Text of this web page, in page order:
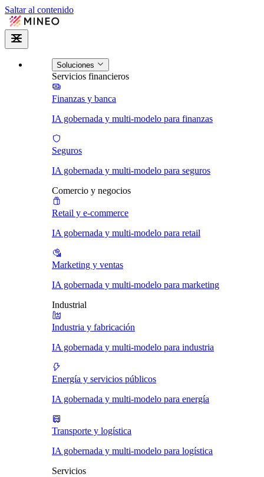
Saltar al contenido
Soluciones
Servicios financieros
Finanzas y banca
IA gobernada y multi-modelo para finanzas
Seguros
IA gobernada y multi-modelo para seguros
Comercio y negocios
Retail y e-commerce
IA gobernada y multi-modelo para retail
Marketing y ventas
IA gobernada y multi-modelo para marketing
Industrial
Industria y fabricación
IA gobernada y multi-modelo para industria
Energía y servicios públicos
IA gobernada y multi-modelo para energía
Transporte y logística
IA gobernada y multi-modelo para logística
Servicios